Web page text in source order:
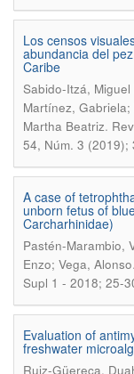
Los censos
abundancia del
Caribe
Sabido-Itzá,
Martínez,
Martha Beatriz.
54, Núm. 3 (2019);
A case of
unborn fetus of
Carcharhinidae)
Pastén-Marambio,
Enzo; Vega, Alonso.
Supl 1 - 2018; 25-
Evaluation of
freshwater
Ruiz-Güereca,